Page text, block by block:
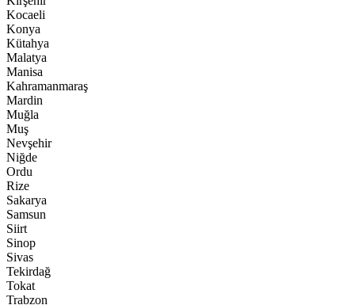
Kocaeli
Konya
Kütahya
Malatya
Manisa
Kahramanmaraş
Mardin
Muğla
Muş
Nevşehir
Niğde
Ordu
Rize
Sakarya
Samsun
Siirt
Sinop
Sivas
Tekirdağ
Tokat
Trabzon